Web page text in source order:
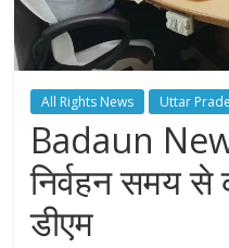
All Rights News Uttar
Badaun
निर्वहन समय से
डीएम